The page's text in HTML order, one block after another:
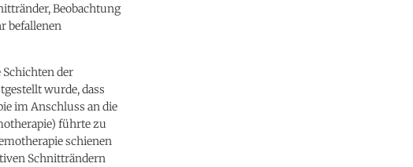
Beobachtung
befallenen
der
wurde, dass
im Anschluss an die
führte zu
schienen
Schnitträndern